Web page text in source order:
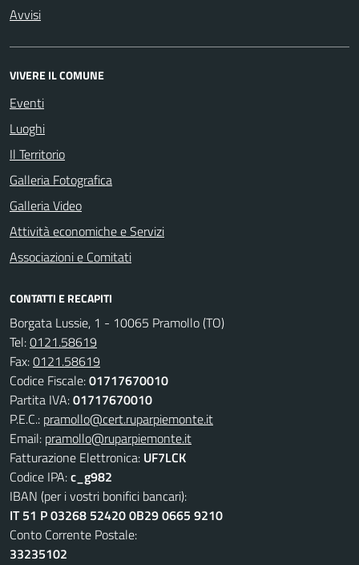
Avvisi
VIVERE IL COMUNE
Eventi
Luoghi
Il Territorio
Galleria Fotografica
Galleria Video
Attività economiche e Servizi
Associazioni e Comitati
CONTATTI E RECAPITI
Borgata Lussie, 1 - 10065 Pramollo (TO)
Tel:0121.58619
Fax:0121.58619
Codice Fiscale:01717670010
Partita IVA:01717670010
P.E.C.: pramollo@cert.ruparpiemonte.it
Email: pramollo@ruparpiemonte.it
Fatturazione Elettronica: UF7LCK
Codice IPA:c_g982
IBAN (per i vostri bonifici bancari):
IT 51 P 03268 52420 0B29 0665 9210
Conto Corrente Postale:
33235102